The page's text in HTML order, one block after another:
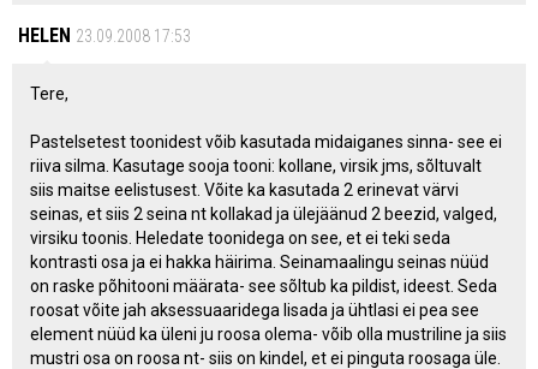
HELEN 23.09.2008 17:53
Tere,
Pastelsetest toonidest võib kasutada midaiganes sinna- see ei
riiva silma. Kasutage sooja tooni: kollane, virsik jms, sõltuvalt
siis maitse eelistusest. Võite ka kasutada 2 erinevat värvi
seinas, et siis 2 seina nt kollakad ja ülejäänud 2 beezid, valged,
virsiku toonis. Heledate toonidega on see, et ei teki seda
kontrasti osa ja ei hakka häirima. Seinamaalingu seinas nüüd
on raske põhitooni määrata- see sõltub ka pildist, ideest. Seda
roosat võite jah aksessuaaridega lisada ja ühtlasi ei pea see
element nüüd ka üleni ju roosa olema- võib olla mustriline ja siis
mustri osa on roosa nt- siis on kindel, et ei pinguta roosaga üle.